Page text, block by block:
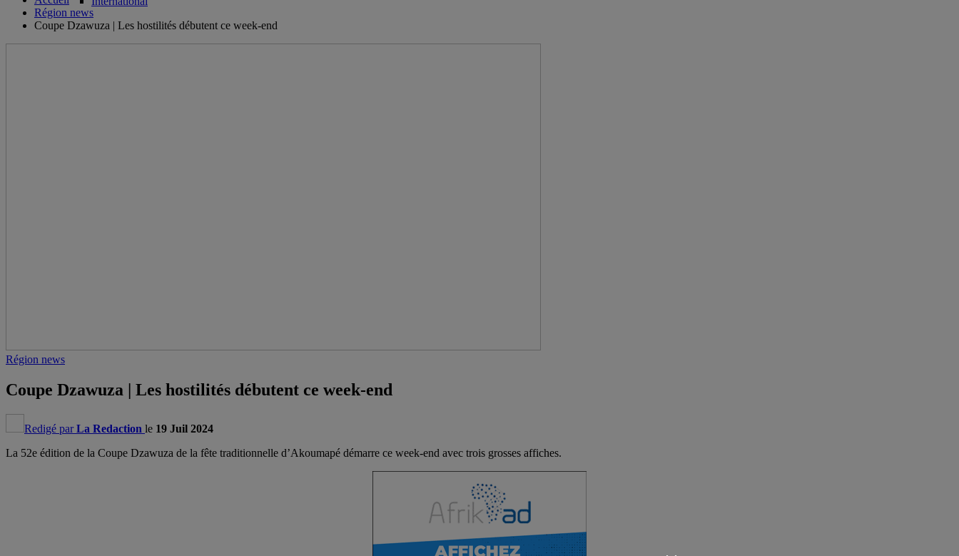
Région news
Coupe Dzawuza | Les hostilités débutent ce week-end
Région news
Coupe Dzawuza | Les hostilités débutent ce week-end
Redigé par La Redaction le 19 Juil 2024
La 52e édition de la Coupe Dzawuza de la fête traditionnelle d’Akoumapé démarre ce week-end avec trois grosses affiches.